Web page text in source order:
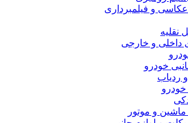
و فیلمبرداری
نقلیه
داخلی و خارجی
خودرو
ردیاب
خودرو
و موتور